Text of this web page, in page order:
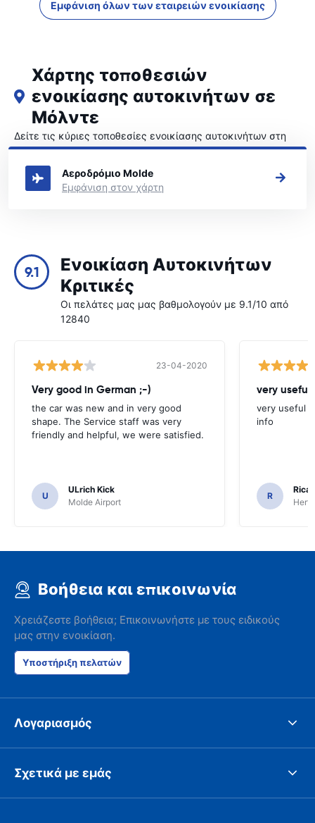
Εμφάνιση όλων των εταιρειών ενοικίασης
Χάρτης τοποθεσιών
ενοικίασης αυτοκινήτων σε
Μόλντε
Δείτε τις κύριες τοποθεσίες ενοικίασης αυτοκινήτων στη
Μόλντε
Αεροδρόμιο Molde
Εμφάνιση στον χάρτη
9.1
Ενοικίαση Αυτοκινήτων
Κριτικές
Οι πελάτες μας μας βαθμολογούν με 9.1/10 από
12840
23-04-2020
Very good in German ;-)
the car was new and in very good
shape. The Service staff was very
friendly and helpful, we were satisfied.
U
ULrich Kick
Molde Airport
very useful
very useful
info
R
Βοήθεια και επικοινωνία
Χρειάζεστε βοήθεια; Επικοινωνήστε με τους ειδικούς
μας στην ενοικίαση.
Υποστήριξη πελατών
Λογαριασμός
Σχετικά με εμάς